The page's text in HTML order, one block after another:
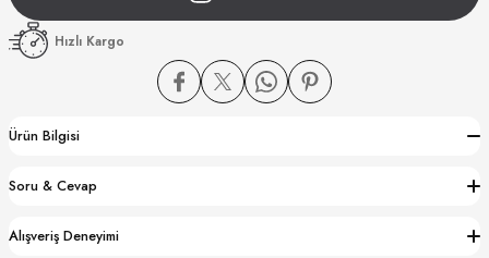
Hızlı Kargo
Ürün Bilgisi
Soru & Cevap
Alışveriş Deneyimi